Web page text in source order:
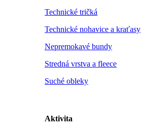
Technické tričká
Technické nohavice a kraťasy
Nepremokavé bundy
Stredná vrstva a fleece
Suché obleky
Aktivita